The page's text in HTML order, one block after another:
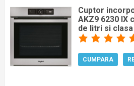
Cuptor
AKZ9 6230 IX
de litri si clasa
CUMPARA